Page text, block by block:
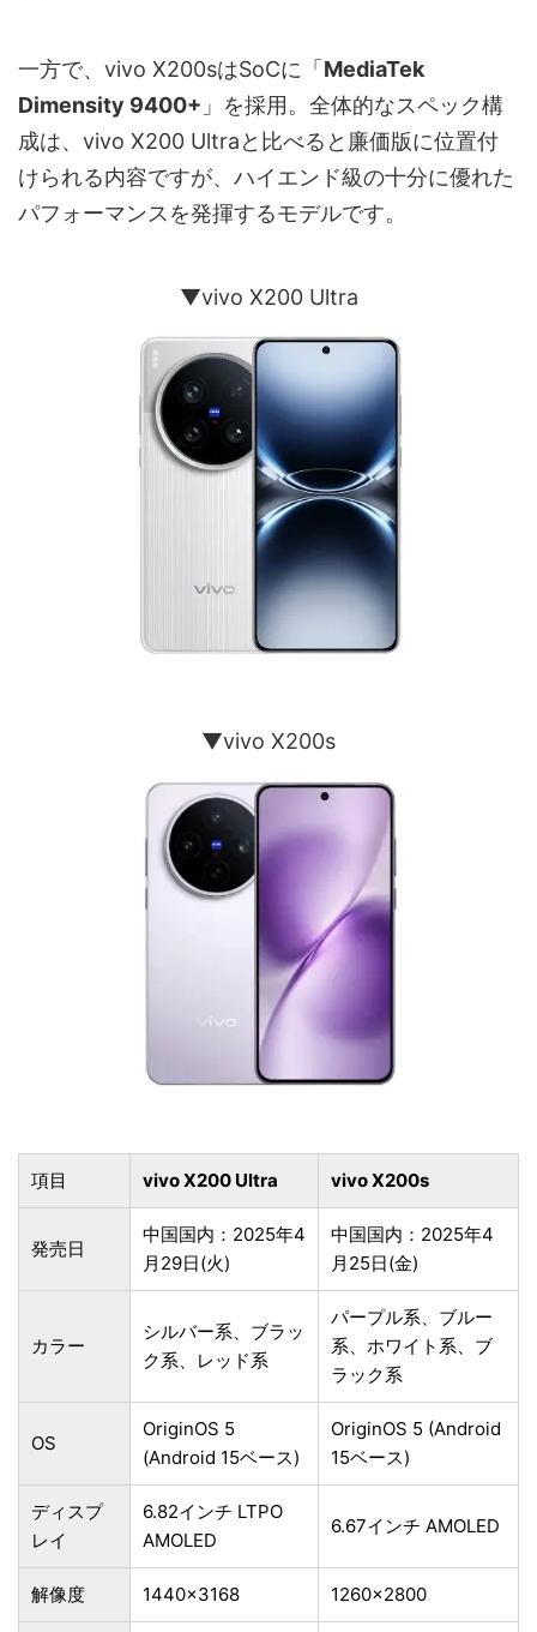
一方で、vivo X200sはSoCに「 MediaTek
Dimensity 9400+ 」を採用。全体的なスペック構
成は、vivo X200 Ultraと比べると廉価版に位置付
けられる内容ですが、ハイエンド級の十分に優れた
パフォーマンスを発揮するモデルです。
▼vivo X200 Ultra
▼vivo X200s
項目 vivo X200 Ultra vivo X200s
発売日
中国国内：2025年4
月29日(火)
中国国内：2025年4
月25日(金)
カラー
シルバー系、ブラッ
ク系、レッド系
パープル系、ブルー
系、ホワイト系、ブ
ラック系
OS
OriginOS 5
(Android 15ベース)
OriginOS 5 (Android
15ベース)
ディスプ
レイ
6.82インチ LTPO
AMOLED
6.67インチ AMOLED
解像度 1440×3168 1260×2800